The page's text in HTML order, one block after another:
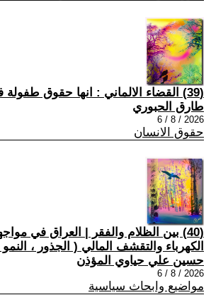
(39) القضاء الالماني : انها حقوق طفولة فلا تقتلوها
طارق الحبوري
2026 / 8 / 6
حقوق الانسان
(40) بين الظلام والفقر | العراق في
الكهرباء والتقشف المالي ( الجذور ،
حسين علي حياوي المؤذن
2026 / 8 / 6
مواضيع وابحاث سياسية